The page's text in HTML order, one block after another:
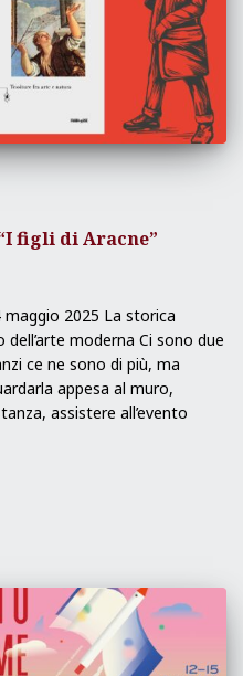
figli di Aracne”
2025 La storica
dell’arte moderna Ci sono due
ce ne sono di più, ma
appesa al muro,
assistere all’evento